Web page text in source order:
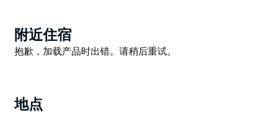
Product
List
附近住宿
Product
抱歉，加载产品时出错。请稍后重试。
地点